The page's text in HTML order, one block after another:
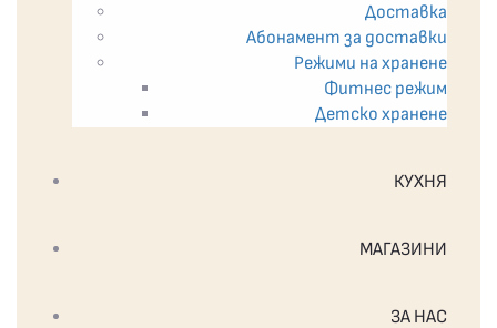
Доставка
Абонамент за доставки
Режими на хранене
Фитнес режим
Детско хранене
КУХНЯ
МАГАЗИНИ
ЗА НАС